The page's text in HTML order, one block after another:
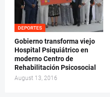
DEPORTES
Gobierno transforma viejo
Hospital Psiquiátrico en
moderno Centro de
Rehabilitación Psicosocial
August 13, 2016